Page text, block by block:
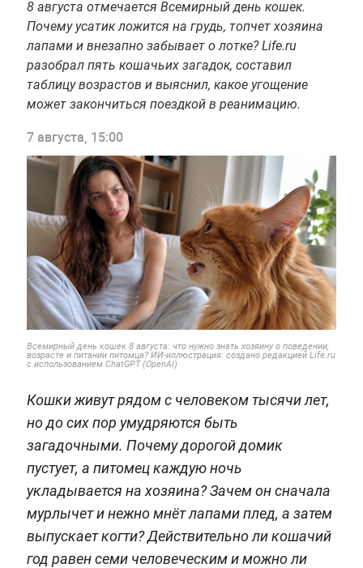
8 августа отмечается Всемирный день кошек.
Почему усатик ложится на грудь, топчет хозяина
лапами и внезапно забывает о лотке? Life.ru
разобрал пять кошачьих загадок, составил
таблицу возрастов и выяснил, какое угощение
может закончиться поездкой в реанимацию.
7 августа, 15:00
Всемирный день кошек 8 августа: что нужно знать хозяину о поведении,
возрасте и питании питомца? ИИ-иллюстрация: создано редакцией Life.ru
с использованием ChatGPT (OpenAI)
Кошки живут рядом с человеком тысячи лет,
но до сих пор умудряются быть
загадочными. Почему дорогой домик
пустует, а питомец каждую ночь
укладывается на хозяина? Зачем он сначала
мурлычет и нежно мнёт лапами плед, а затем
выпускает когти? Действительно ли кошачий
год равен семи человеческим и можно ли